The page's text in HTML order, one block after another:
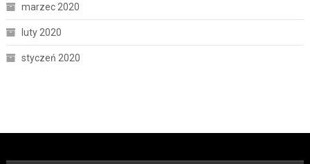
marzec 2020
luty 2020
styczeń 2020